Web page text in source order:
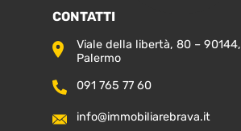
CONTATTI
Viale della libertà, 80 – 90144,
Palermo
091 765 77 60
info@immobiliarebrava.it